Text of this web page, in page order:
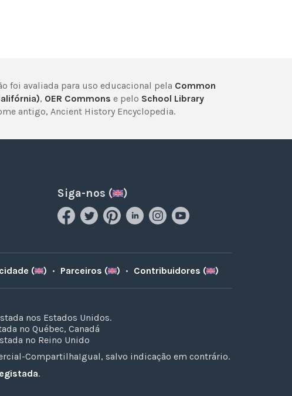
foi avaliada para uso educacional pela Common
, OER Commons e pelo School Library
antigo, Ancient History Encyclopedia.
Siga-nos ( )
( ) • Parceiros ( ) • Contribuidores ( )
nos Estados Unidos.
no Québec, Canadá
no Reino Unido
CompartilhaIgual, salvo indicação em contrário.
.